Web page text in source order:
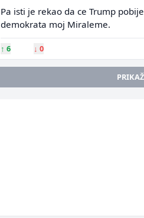
Pa isti je rekao da ce Trump
demokrata moj Miraleme.
↑ 6 ↓ 0